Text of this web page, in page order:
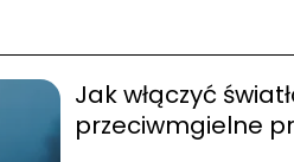
Jak włączyć
przeciwmgielne